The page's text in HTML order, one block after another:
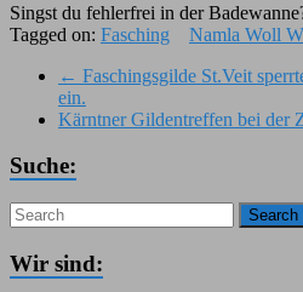
Singst du fehlerfrei in der
Tagged on: Fasching
Namla Woll
← Faschingsgilde St.Veit
ein.
Kärntner Gildentreffen bei der
Suche:
Search
Wir sind: